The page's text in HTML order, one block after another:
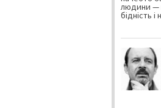
людини —
бідність